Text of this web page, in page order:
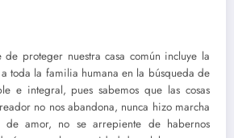
de proteger nuestra casa común incluye la
toda la familia humana en la búsqueda de
e integral, pues sabemos que las cosas
no nos abandona, nunca hizo marcha
de amor, no se arrepiente de habernos